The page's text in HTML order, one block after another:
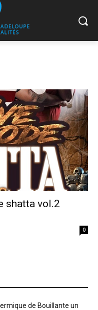
shatta vol.2
0
de Bouillante un